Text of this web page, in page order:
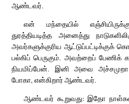
ஆண்டவர்.
என் மந்தையில்
துரத்தியடித்த அனைத்து
அவர்களுக்குரிய ஆட்டுப்பட்டிக்குக்
பல்கிப் பெருகும். அவற்றைப்
நியமிப்பேன். இனி அவை அச்சமுறா;
போகா, என்கிறார் ஆண்டவர்.
ஆண்டவர் கூறுவது: இதோ